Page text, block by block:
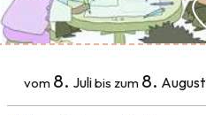
vom 8. Julibis zum 8. August